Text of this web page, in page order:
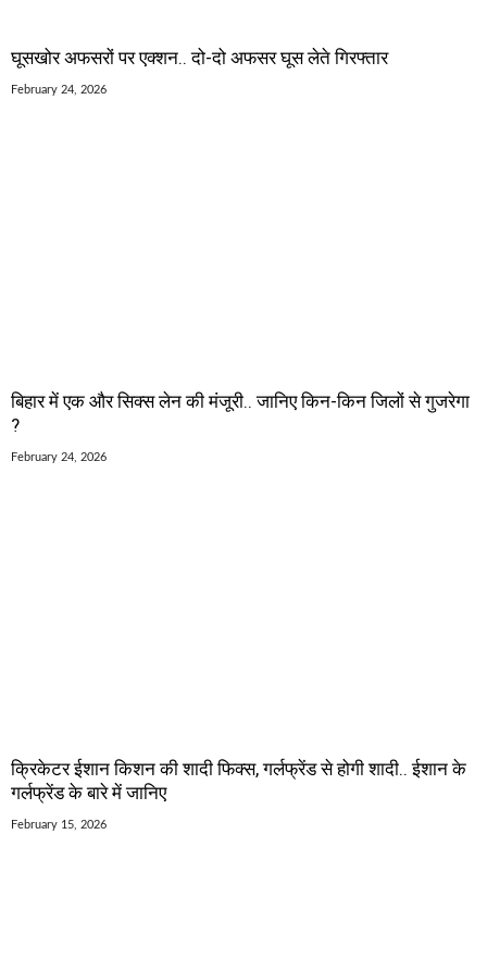
घूसखोर अफसरों पर एक्शन.. दो-दो अफसर घूस लेते गिरफ्तार
February 24, 2026
बिहार में एक और सिक्स लेन की मंजूरी.. जानिए किन-किन जिलों से गुजरेगा
?
February 24, 2026
क्रिकेटर ईशान किशन की शादी फिक्स, गर्लफ्रेंड से होगी शादी.. ईशान के
गर्लफ्रेंड के बारे में जानिए
February 15, 2026